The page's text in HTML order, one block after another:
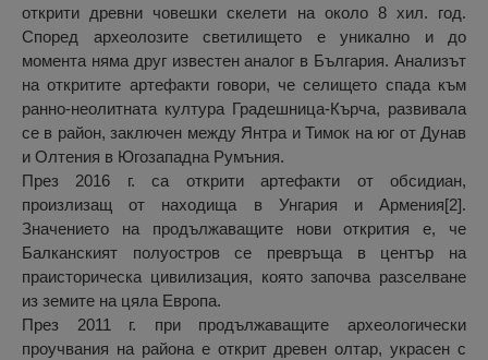
открити древни човешки скелети на около 8 хил. год.
Според археолозите светилището е уникално и до
момента няма друг известен аналог в България. Анализът
на откритите артефакти говори, че селището спада към
ранно-неолитната култура Градешница-Кърча, развивала
се в район, заключен между Янтра и Тимок на юг от Дунав
и Олтения в Югозападна Румъния.
През 2016 г. са открити артефакти от обсидиан,
произлизащ от находища в Унгария и Армения[2].
Значението на продължаващите нови открития е, че
Балканският полуостров се превръща в център на
праисторическа цивилизация, която започва разселване
из земите на цяла Европа.
През 2011 г. при продължаващите археологически
проучвания на района е открит древен олтар, украсен с